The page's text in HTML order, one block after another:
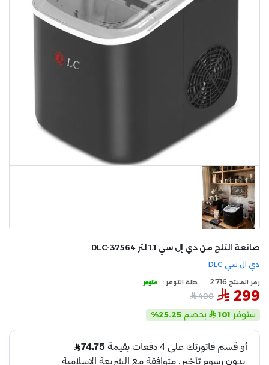
دي ال سي DLC
صانعة الثلج من دي إل سي 1.1 لتر DLC-37564
رمز المنتج 2716 حالة التوفر : متوفر
299
400
ستوفر 101 بخصم25.25%